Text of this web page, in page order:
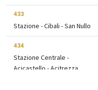
433
Stazione - Cibali - San Nullo
434
Stazione Centrale -
Acicastello - Acitrezza